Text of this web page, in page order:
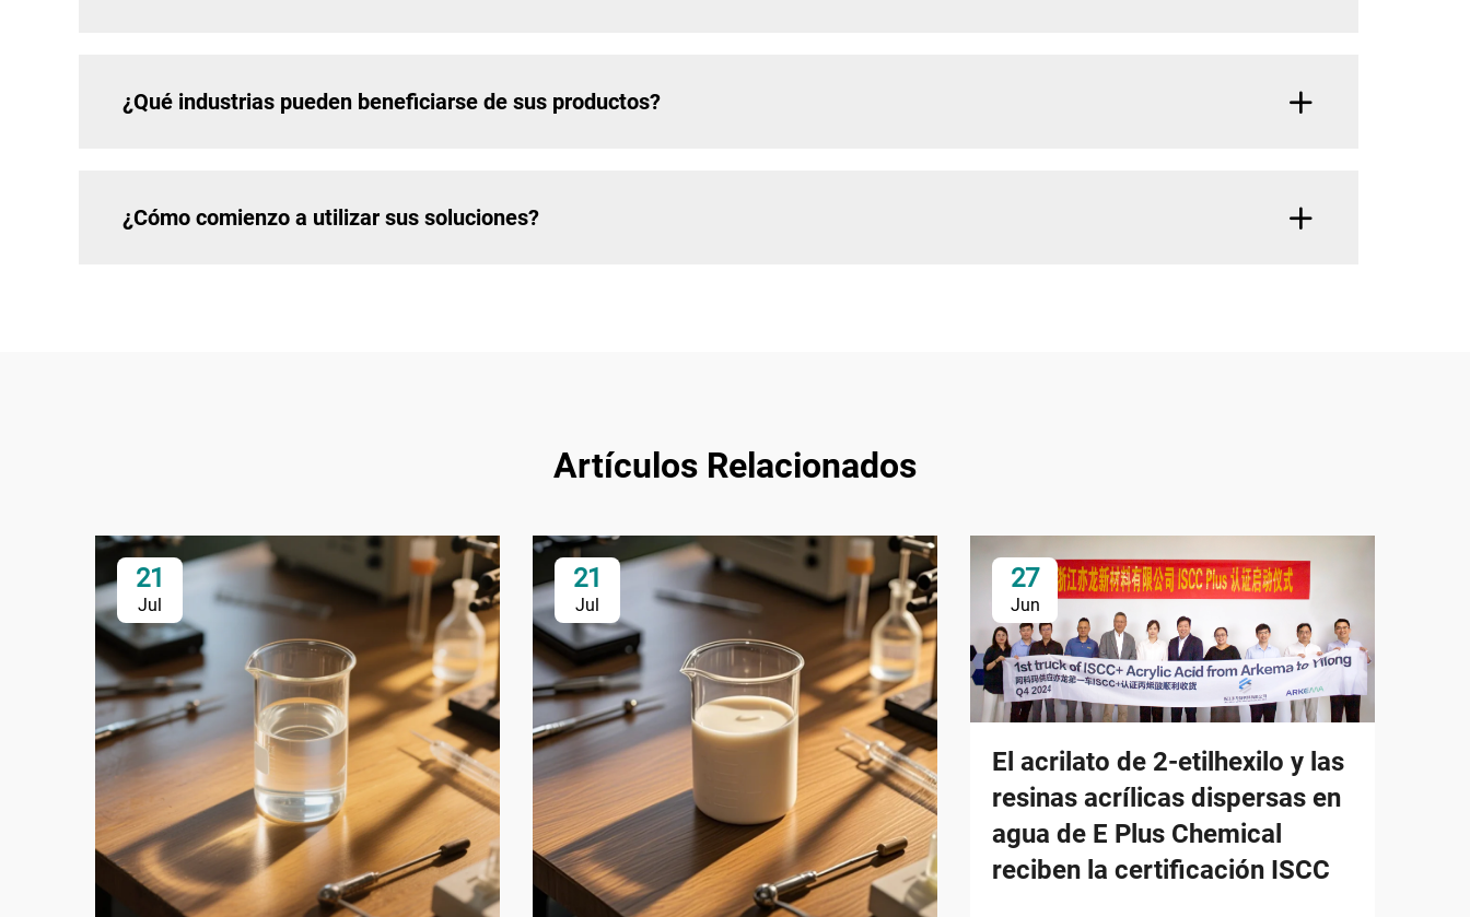
¿Qué industrias pueden beneficiarse de sus productos?
¿Cómo comienzo a utilizar sus soluciones?
Artículos Relacionados
21
Jul
21
Jul
27
Jun
El acrilato de 2-etilhexilo y las
resinas acrílicas dispersas en
agua de E Plus Chemical
reciben la certificación ISCC